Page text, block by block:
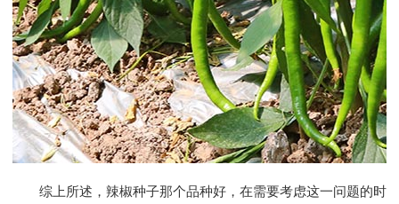
综上所述， 辣椒种子那个品种好 ，在需要考虑这一问题的时